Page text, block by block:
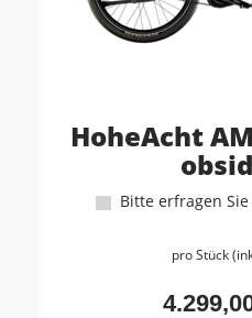
HoheAcht
Bitte erfragen
pro Stück